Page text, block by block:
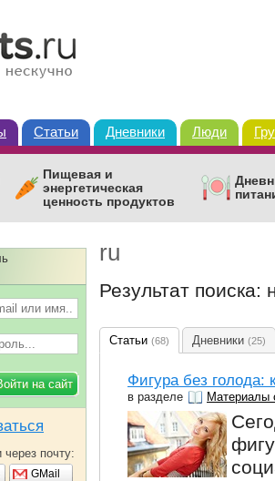
Статьи Дневники Люди
Пищевая и
энергетическая
ценность продуктов
ru
Результат
Статьи (68) Дневники (25)
Фигура без голода:
в разделе Материалы
через почту:
GMail